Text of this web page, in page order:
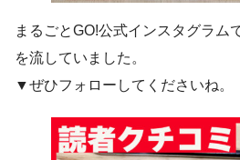
まるごとGO!公式インスタグラム
を流していました。
▼ぜひフォローしてくださいね。